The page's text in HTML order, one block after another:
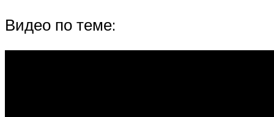
Видео по теме: